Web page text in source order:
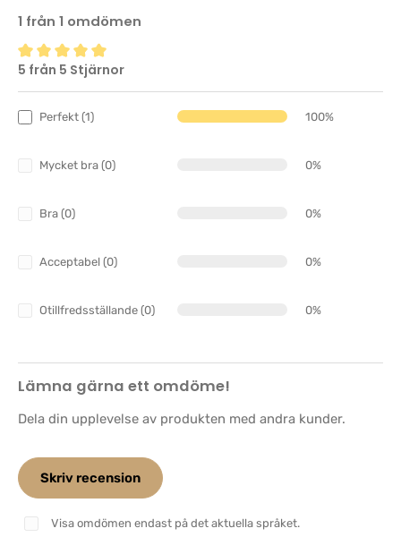
1 från 1 omdömen
Genomsnittligt betyg på 5 av 5 stjärnor
5 från 5 Stjärnor
Perfekt (1) 100%
Mycket bra (0) 0%
Bra (0) 0%
Acceptabel (0) 0%
Otillfredsställande (0) 0%
Lämna gärna ett omdöme!
Dela din upplevelse av produkten med andra kunder.
Skriv recension
Visa omdömen endast på det aktuella språket.